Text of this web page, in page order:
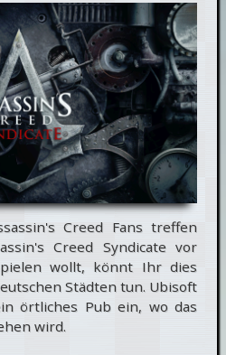
Creed Fans treffen
Creed Syndicate vor
wollt, könnt Ihr dies
Städten tun. Ubisoft
örtliches Pub ein, wo das
wird.